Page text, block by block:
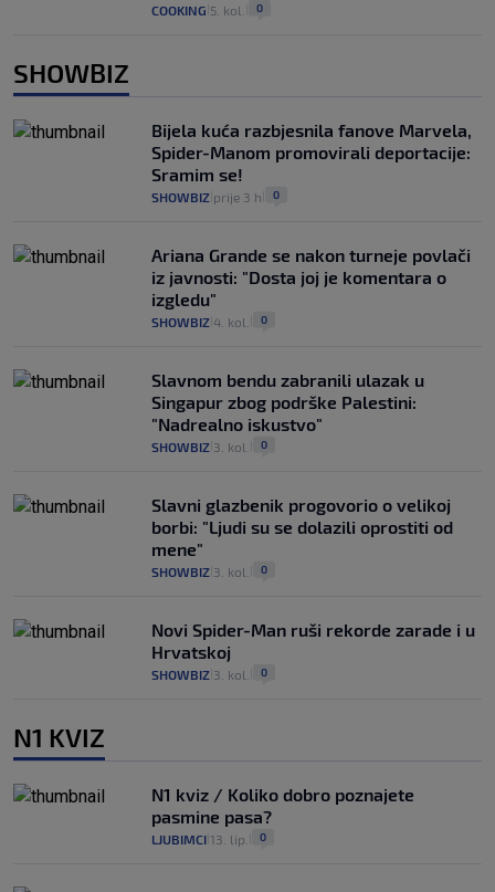
COOKING 5. kol. 0
SHOWBIZ
Bijela kuća razbjesnila fanove Marvela,
Spider-Manom promovirali deportacije:
Sramim se!
SHOWBIZ prije 3 h 0
Ariana Grande se nakon turneje povlači
iz javnosti: "Dosta joj je komentara o
izgledu"
SHOWBIZ 4. kol. 0
Slavnom bendu zabranili ulazak u
Singapur zbog podrške Palestini:
"Nadrealno iskustvo"
SHOWBIZ 3. kol. 0
Slavni glazbenik progovorio o velikoj
borbi: "Ljudi su se dolazili oprostiti od
mene"
SHOWBIZ 3. kol. 0
Novi Spider-Man ruši rekorde zarade i u
Hrvatskoj
SHOWBIZ 3. kol. 0
N1 KVIZ
N1 kviz / Koliko dobro poznajete
pasmine pasa?
LJUBIMCI 13. lip. 0